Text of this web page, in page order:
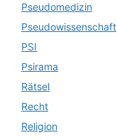
Pseudomedizin
Pseudowissenschaft
PSI
Psirama
Rätsel
Recht
Religion